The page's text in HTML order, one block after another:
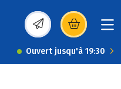
(s’ouvre dans une
Ouvert jusqu'à 19:30